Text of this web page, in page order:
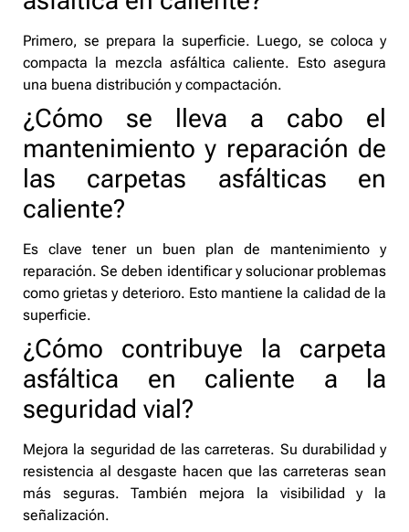
Primero, se prepara la superficie. Luego, se coloca y
compacta la mezcla asfáltica caliente. Esto asegura
una buena distribución y compactación.
¿Cómo se lleva a cabo el
mantenimiento y reparación de
las carpetas asfálticas en
caliente?
Es clave tener un buen plan de mantenimiento y
reparación. Se deben identificar y solucionar problemas
como grietas y deterioro. Esto mantiene la calidad de la
superficie.
¿Cómo contribuye la carpeta
asfáltica en caliente a la
seguridad vial?
Mejora la seguridad de las carreteras. Su durabilidad y
resistencia al desgaste hacen que las carreteras sean
más seguras. También mejora la visibilidad y la
señalización.